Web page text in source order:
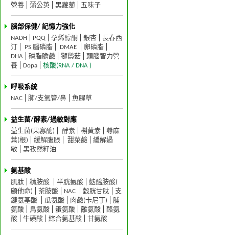
營養
蒲公英 黑蘿蔔 五味子
腦部保健/ 記憶力強化
NADH
PQQ 孕烯醇酮 銀杏
長春西
汀
PS 腦磷脂 DMAE
卵磷脂
DHA
磷脂膽鹼 獅鬃菇
頭腦智力營
養
Dopa 核酸(RNA / DNA )
呼吸系統
NAC
肺/支氣管/鼻 魚腥草
益生菌/酵素/過敏對應
益生菌(果寡醣)
酵素 槲黃素
蕁麻
葉(根)
緩解腹脹 甜菜鹼
緩解過
敏
黑孜然籽油
氨基酸
肌肽
精胺酸 半胱氨酸
麩醯胺酸(
顧他命)
茶胺酸 NAC 穀胱甘肽
支
鏈氨基酸
瓜氨酸 肉鹼(卡尼丁)
脯
氨酸
鳥氨酸 蛋氨酸 離氨酸
酪氨
酸
牛磺酸 綜合氨基酸 甘氨酸